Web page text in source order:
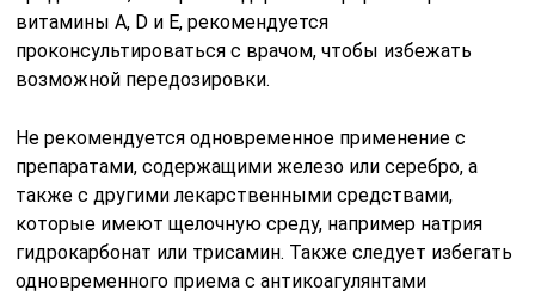
витамины A, D и Е, рекомендуется
проконсультироваться с врачом, чтобы избежать
возможной передозировки.
Не рекомендуется одновременное применение с
препаратами, содержащими железо или серебро, а
также с другими лекарственными средствами,
которые имеют щелочную среду, например натрия
гидрокарбонат или трисамин. Также следует избегать
одновременного приема с антикоагулянтами